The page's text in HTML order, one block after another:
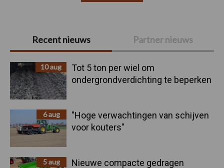
Primaire
Sidebar
Recent nieuws Partner nieuws
10 aug
Tot 5 ton per wiel om
ondergrondverdichting te beperken
6 aug
"Hoge verwachtingen van schijven
voor kouters"
5 aug
Nieuwe compacte gedragen